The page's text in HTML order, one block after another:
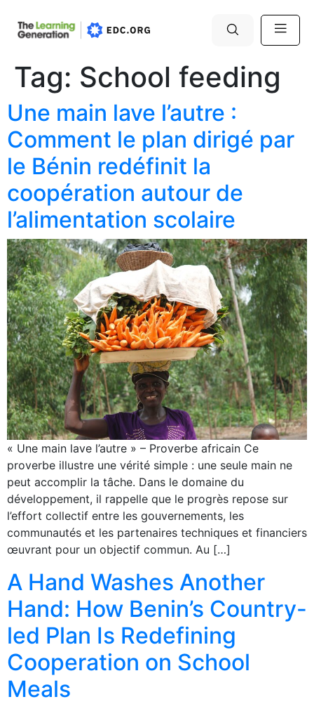
Tag: School feeding
Une main lave l’autre :
Comment le plan dirigé par
le Bénin redéfinit la
coopération autour de
l’alimentation scolaire
« Une main lave l’autre » – Proverbe africain Ce
proverbe illustre une vérité simple : une seule main ne
peut accomplir la tâche. Dans le domaine du
développement, il rappelle que le progrès repose sur
l’effort collectif entre les gouvernements, les
communautés et les partenaires techniques et financiers
œuvrant pour un objectif commun. Au […]
A Hand Washes Another
Hand: How Benin’s Country-
led Plan Is Redefining
Cooperation on School
Meals